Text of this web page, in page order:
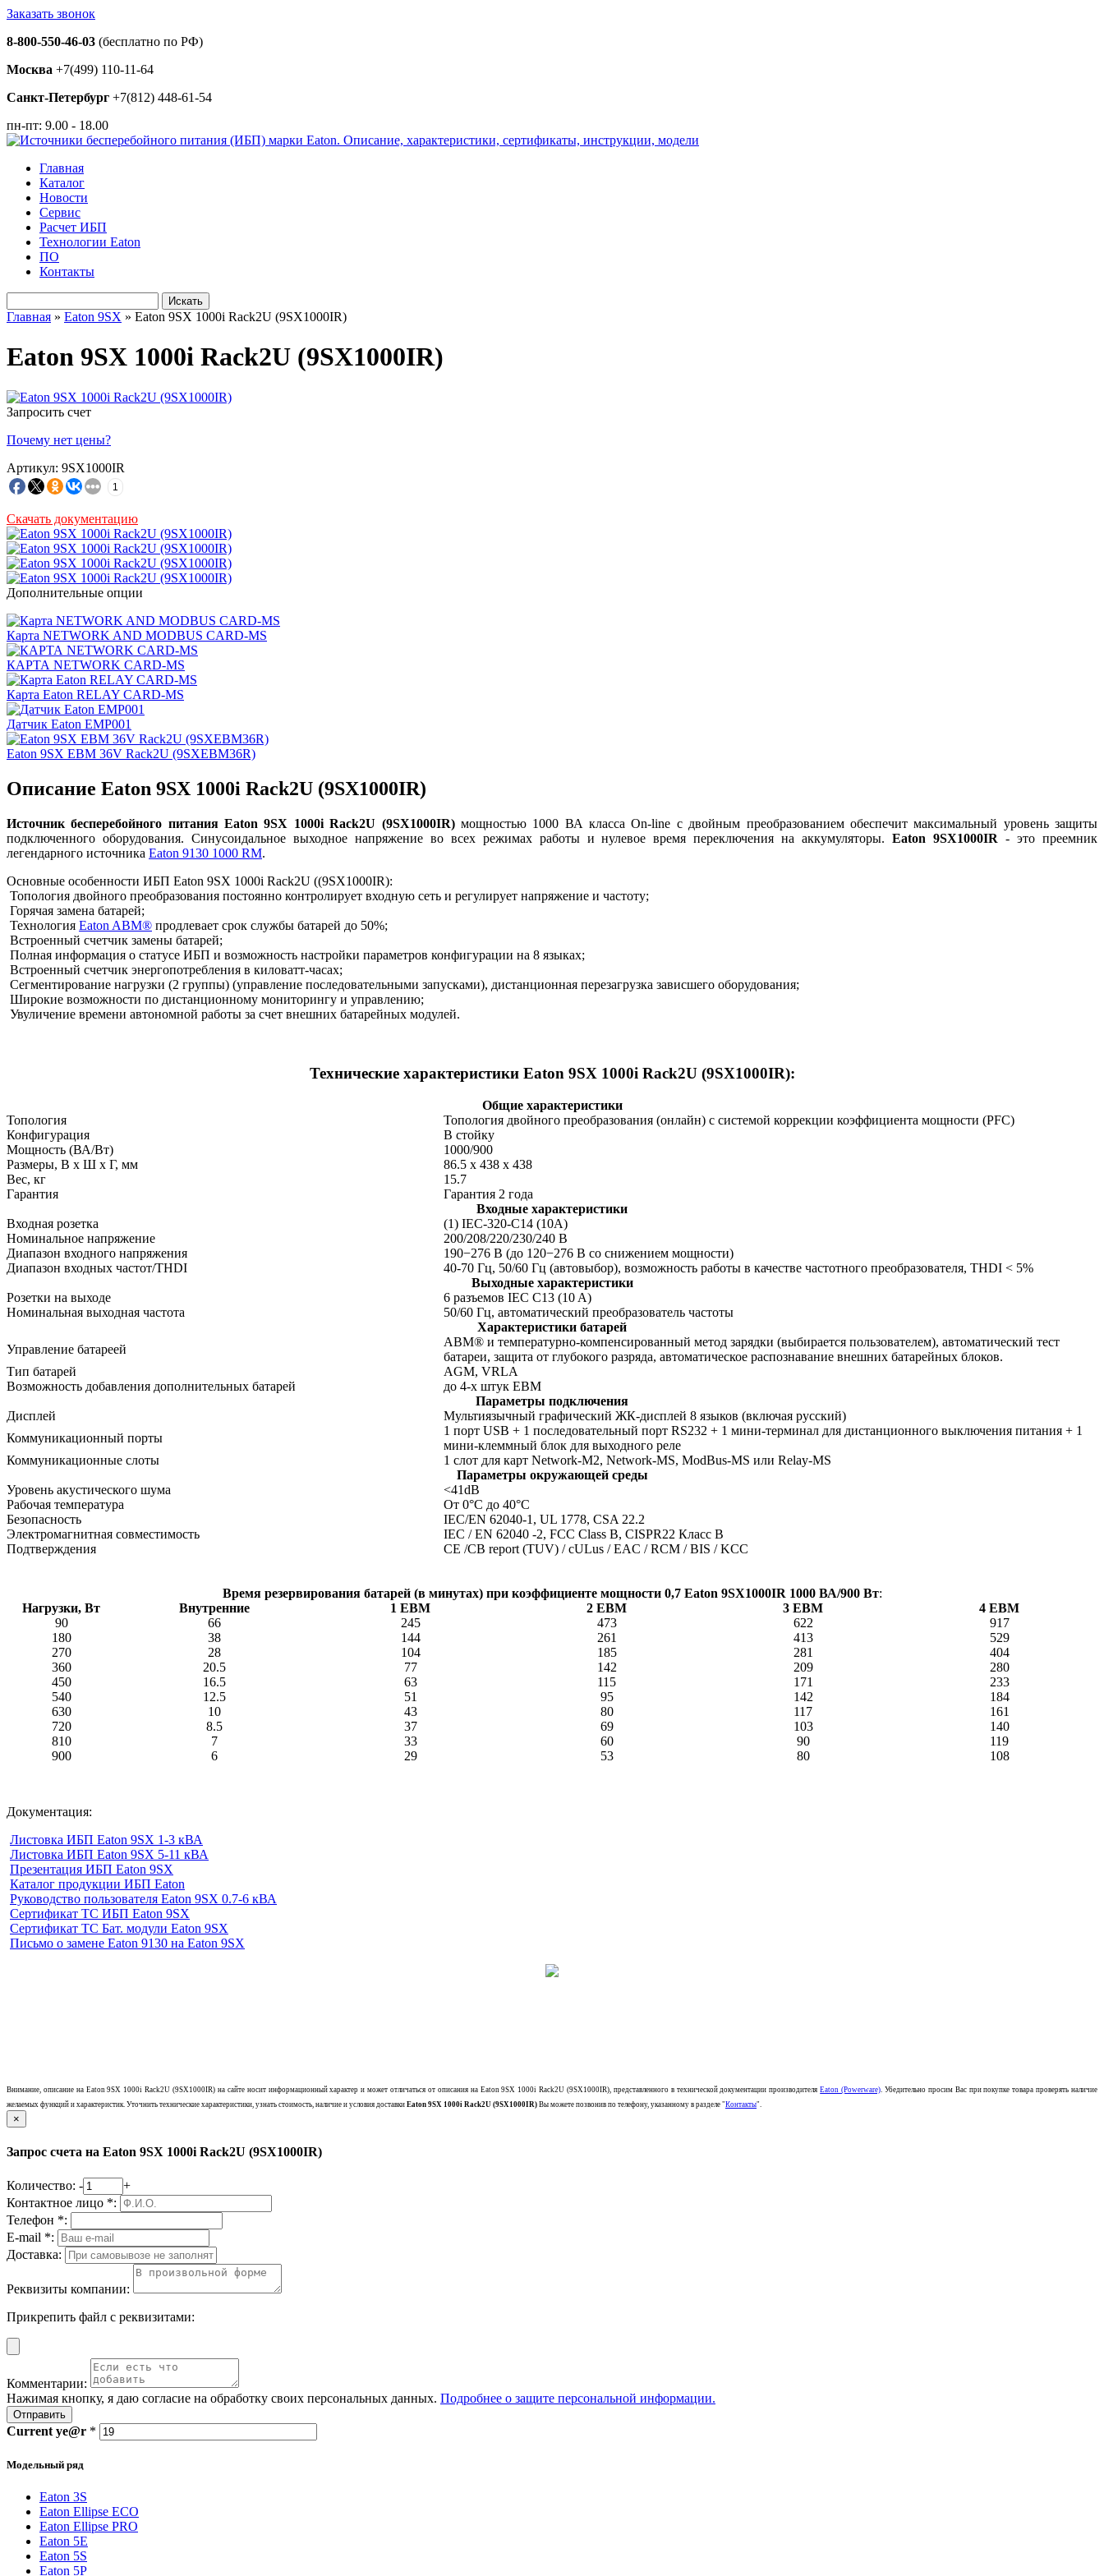
Заказать звонок
8-800-550-46-03 (бесплатно по РФ)
Москва +7(499) 110-11-64
Санкт-Петербург +7(812) 448-61-54
пн-пт: 9.00 - 18.00
Главная
Каталог
Новости
Сервис
Расчет ИБП
Технологии Eaton
ПО
Контакты
Искать
Главная » Eaton 9SX » Eaton 9SX 1000i Rack2U (9SX1000IR)
Eaton 9SX 1000i Rack2U (9SX1000IR)
Запросить счет
Почему нет цены?
Артикул: 9SX1000IR
1
Скачать документацию
Дополнительные опции
Карта NETWORK AND MODBUS CARD-MS
КАРТА NETWORK CARD-MS
Карта Eaton RELAY CARD-MS
Датчик Eaton EMP001
Eaton 9SX EBM 36V Rack2U (9SXEBM36R)
Описание Eaton 9SX 1000i Rack2U (9SX1000IR)
Источник бесперебойного питания Eaton 9SX 1000i Rack2U (9SX1000IR)мощностью 1000 ВА класса On-line c двойным преобразованием обеспечит максимальный уровень защиты
подключенного оборудования. Синусоидальное выходное напряжение во всех режимах работы и нулевое время переключения на аккумуляторы.Eaton 9SX1000IR - это преемник
легендарного источника Eaton 9130 1000 RM.
Основные особенности ИБП Eaton 9SX 1000i Rack2U ((9SX1000IR):
Топология двойного преобразования постоянно контролирует входную сеть и регулирует напряжение и частоту;
Горячая замена батарей;
Технология Eaton ABM® продлевает срок службы батарей до 50%;
Встроенный счетчик замены батарей;
Полная информация о статусе ИБП и возможность настройки параметров конфигурации на 8 языках;
Встроенный счетчик энергопотребления в киловатт-часах;
Сегментирование нагрузки (2 группы) (управление последовательными запусками), дистанционная перезагрузка зависшего оборудования;
Широкие возможности по дистанционному мониторингу и управлению;
Увуличение времени автономной работы за счет внешних батарейных модулей.
Технические характеристики Eaton 9SX 1000i Rack2U (9SX1000IR):
Общие характеристики
Топология
Топология двойного преобразования (онлайн) с системой коррекции коэффициента мощности (PFC)
Конфигурация
В стойку
Мощность (ВА/Вт)
1000/900
Размеры, В x Ш x Г, мм
86.5 x 438 x 438
Вес, кг
15.7
Гарантия
Гарантия 2 года
Входные характеристики
Входная розетка
(1) IEC-320-C14 (10A)
Номинальное напряжение
200/208/220/230/240 В
Диапазон входного напряжения
190−276 В (до 120−276 В со снижением мощности)
Диапазон входных частот/THDI
40-70 Гц, 50/60 Гц (автовыбор), возможность работы в качестве частотного преобразователя, THDI < 5%
Выходные характеристики
Розетки на выходе
6 разъемов IEC C13 (10 A)
Номинальная выходная частота
50/60 Гц, автоматический преобразователь частоты
Характеристики батарей
Управление батареей
ABM® и температурно-компенсированный метод зарядки (выбирается пользователем), автоматический тест
батареи, защита от глубокого разряда, автоматическое распознавание внешних батарейных блоков.
Тип батарей
AGM, VRLA
Возможность добавления дополнительных батарей
до 4-х штук EBM
Параметры подключения
Дисплей
Мультиязычный графический ЖК-дисплей 8 языков (включая русский)
Коммуникационный порты
1 порт USB + 1 последовательный порт RS232 + 1 мини-терминал для дистанционного выключения питания + 1
мини-клеммный блок для выходного реле
Коммуникационные слоты
1 слот для карт Network-M2, Network-MS, ModBus-MS или Relay-MS
Параметры окружающей среды
Уровень акустического шума
<41dB
Рабочая температура
От 0°C до 40°C
Безопасность
IEC/EN 62040-1, UL 1778, CSA 22.2
Электромагнитная совместимость
IEC / EN 62040 -2, FCC Class B, CISPR22 Класс B
Подтверждения
CE /CB report (TUV) / cULus / EAC / RCM / BIS / KCC
Время резервирования батарей (в минутах) при коэффициенте мощности 0,7 Eaton 9SX1000IR 1000 ВА/900 Вт:
Нагрузки, Вт
Внутренние 1 EBM 2 EBM 3 EBM
4 EBM
90
66 245 473 622
917
180
38 144 261 413
529
270
28 104 185 281
404
360
20.5 77 142 209
280
450
16.5 63 115 171
233
540
12.5 51 95 142
184
630
10 43 80 117
161
720
8.5 37 69 103
140
810
7 33 60 90
119
900
6 29 53 80 108
Документация:
Листовка ИБП Eaton 9SX 1-3 кВА
Листовка ИБП Eaton 9SX 5-11 кВА
Презентация ИБП Eaton 9SX
Каталог продукции ИБП Eaton
Руководство пользователя Eaton 9SX 0.7-6 кВА
Сертификат ТС ИБП Eaton 9SX
Сертификат ТС Бат. модули Eaton 9SX
Письмо о замене Eaton 9130 на Eaton 9SX
Внимание, описание на Eaton 9SX 1000i Rack2U (9SX1000IR) на сайте носит информационный характер и может отличаться от описания на Eaton 9SX 1000i Rack2U (9SX1000IR), представленного в технической документации производителяEaton (Powerware). Убедительно просим Вас при покупке товара проверять наличие
желаемых функций и характеристик. Уточнить технические характеристики, узнать стоимость, наличие и условия доставки Eaton 9SX 1000i Rack2U (9SX1000IR) Вы можете позвонив по телефону, указанному в разделе "Контакты".
×
Запрос счета на Eaton 9SX 1000i Rack2U (9SX1000IR)
Количество: -
+
Контактное лицо *:
Телефон *:
E-mail *:
Доставка:
Реквизиты компании:
Прикрепить файл с реквизитами:
Комментарии:
Нажимая кнопку, я даю согласие на обработку своих персональных данных. Подробнее о защите персональной информации.
Отправить
Current ye@r *
Модельный ряд
Eaton 3S
Eaton Ellipse ECO
Eaton Ellipse PRO
Eaton 5E
Eaton 5S
Eaton 5P